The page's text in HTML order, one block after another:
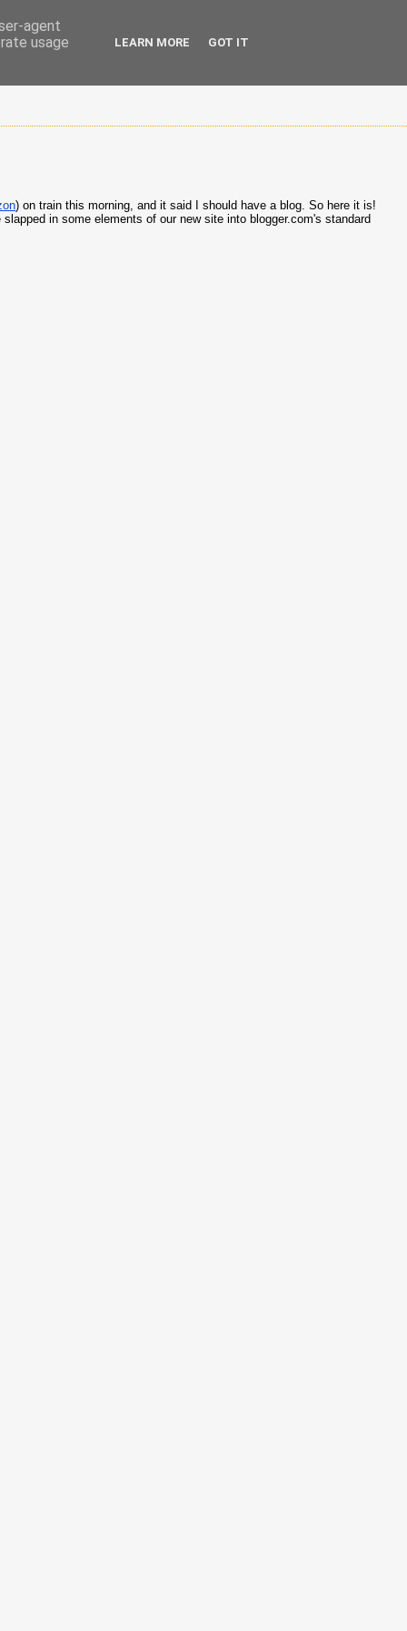
) on train this morning, and it said I should have a blog. So here it is!
in some elements of our new site into blogger.com's standard
agent
usage
LEARN MORE GOT IT